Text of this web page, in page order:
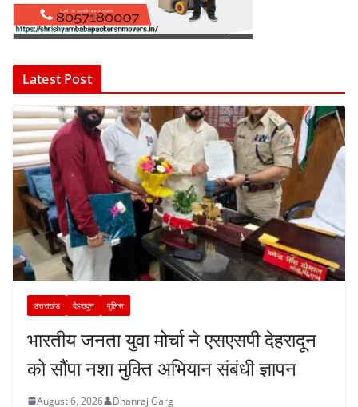
Latest Post
उत्तराखंड देहरादून पुलिस
भारतीय जनता युवा मोर्चा ने एसएसपी देहरादून
को सौंपा नशा मुक्ति अभियान संबंधी ज्ञापन
August 6, 2026 Dhanraj Garg